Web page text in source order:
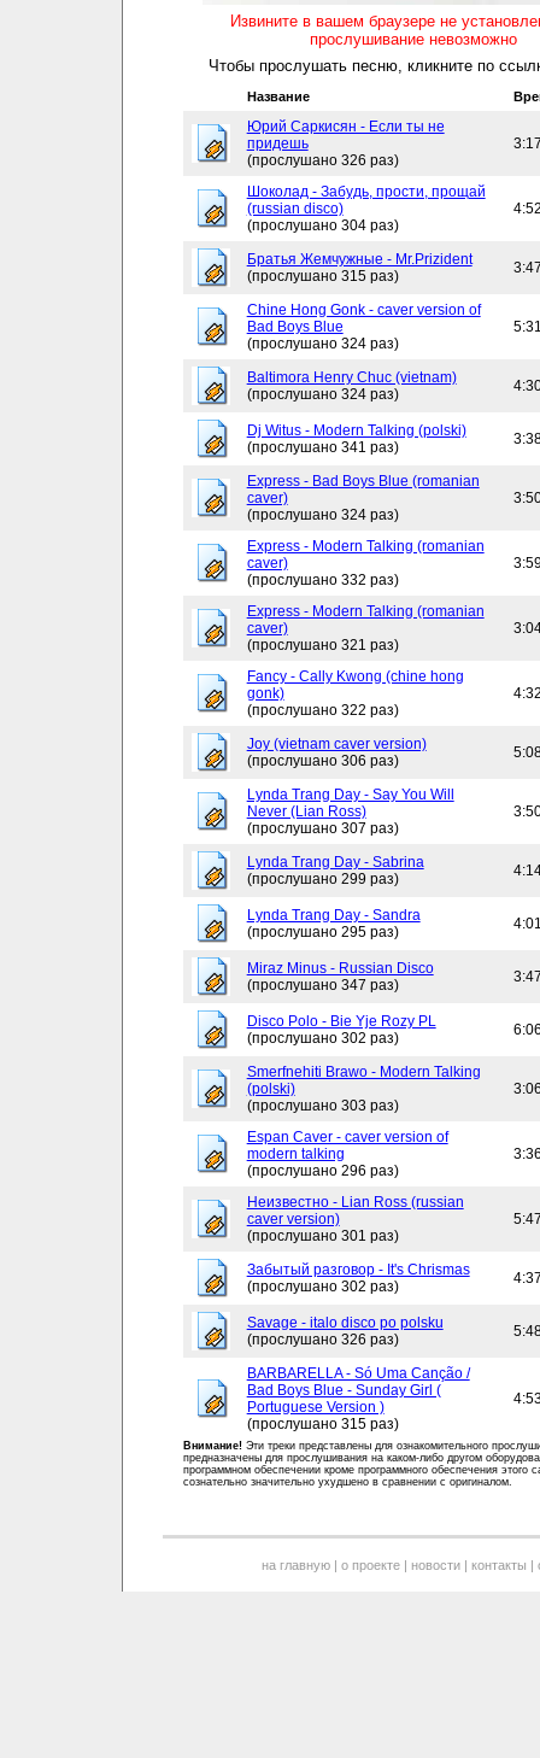
Извините в вашем браузере не
прослушивание невозможно
Чтобы прослушать песню, кликните по
Название
Юрий Саркисян - Если ты не
придешь
(прослушано 326 раз)
Шоколад - Забудь, прости, прощай
(russian disco)
(прослушано 304 раз)
Братья Жемчужные - Mr.Prizident
(прослушано 315 раз)
Chine Hong Gonk - caver version of
Bad Boys Blue
(прослушано 324 раз)
Baltimora Henry Chuc (vietnam)
(прослушано 324 раз)
Dj Witus - Modern Talking (polski)
(прослушано 341 раз)
Express - Bad Boys Blue (romanian
caver)
(прослушано 324 раз)
Express - Modern Talking (romanian
caver)
(прослушано 332 раз)
Express - Modern Talking (romanian
caver)
(прослушано 321 раз)
Fancy - Cally Kwong (chine hong
gonk)
(прослушано 322 раз)
Joy (vietnam caver version)
(прослушано 306 раз)
Lynda Trang Day - Say You Will
Never (Lian Ross)
(прослушано 307 раз)
Lynda Trang Day - Sabrina
(прослушано 299 раз)
Lynda Trang Day - Sandra
(прослушано 295 раз)
Miraz Minus - Russian Disco
(прослушано 347 раз)
Disco Polo - Bie Yje Rozy PL
(прослушано 302 раз)
Smerfnehiti Brawo - Modern Talking
(polski)
(прослушано 303 раз)
Espan Caver - caver version of
modern talking
(прослушано 296 раз)
Неизвестно - Lian Ross (russian
caver version)
(прослушано 301 раз)
Забытый разговор - It's Chrismas
(прослушано 302 раз)
Savage - italo disco po polsku
(прослушано 326 раз)
BARBARELLA - Só Uma Canção /
Bad Boys Blue - Sunday Girl (
Portuguese Version )
(прослушано 315 раз)
Внимание! Эти треки представлены для ознакомительного
предназначены для прослушивания на каком-либо другом
программном обеспечении кроме программного обеспечения этого
сознательно значительно ухудшено в сравнении с оригиналом.
на главную| о проекте| новости| контакты |